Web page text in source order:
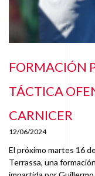
FORMACIÓN
TÁCTICA
CARNICER
12/06/2024
El próximo martes 16
Terrassa, una